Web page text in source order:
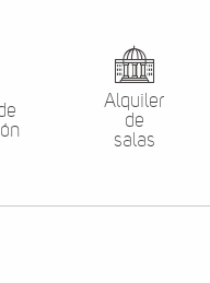
Alquiler
de
salas